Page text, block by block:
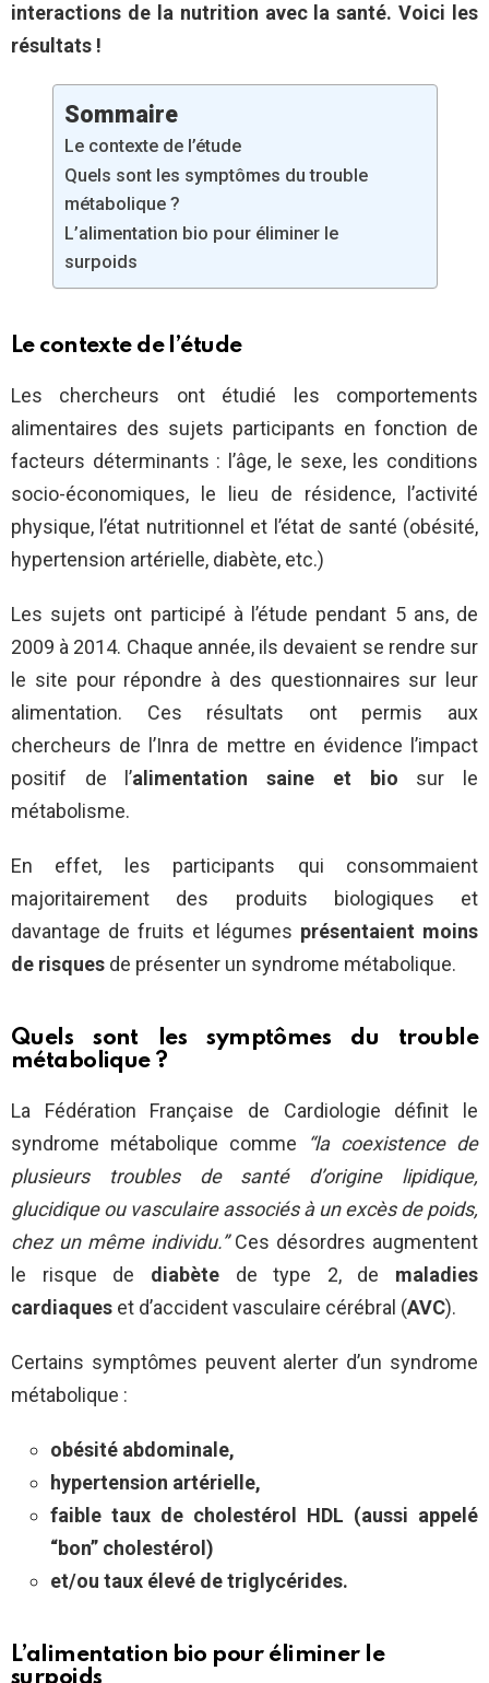
interactions de la nutrition avec la santé. Voici les
résultats !
Sommaire
Le contexte de l’étude
Quels sont les symptômes du trouble
métabolique ?
L’alimentation bio pour éliminer le
surpoids
Le contexte de l’étude
Les chercheurs ont étudié les comportements
alimentaires des sujets participants en fonction de
facteurs déterminants : l’âge, le sexe, les conditions
socio-économiques, le lieu de résidence, l’activité
physique, l’état nutritionnel et l’état de santé (obésité,
hypertension artérielle, diabète, etc.)
Les sujets ont participé à l’étude pendant 5 ans, de
2009 à 2014. Chaque année, ils devaient se rendre sur
le site pour répondre à des questionnaires sur leur
alimentation. Ces résultats ont permis aux
chercheurs de l’Inra de mettre en évidence l’impact
positif de l’alimentation saine et bio sur le
métabolisme.
En effet, les participants qui consommaient
majoritairement des produits biologiques et
davantage de fruits et légumes présentaient moins
de risques de présenter un syndrome métabolique.
Quels sont les symptômes du trouble
métabolique ?
La Fédération Française de Cardiologie définit le
syndrome métabolique comme
“la coexistence de
plusieurs troubles de santé d’origine lipidique,
glucidique ou vasculaire associés à un excès de poids,
chez un même individu.”Ces désordres augmentent
le risque de diabètede type 2, de maladies
cardiaques et d’accident vasculaire cérébral (AVC).
Certains symptômes peuvent alerter d’un syndrome
métabolique :
obésité abdominale,
hypertension artérielle,
faible taux de cholestérol HDL (aussi appelé
“bon” cholestérol)
et/ou taux élevé de triglycérides.
L’alimentation bio pour éliminer le
surpoids